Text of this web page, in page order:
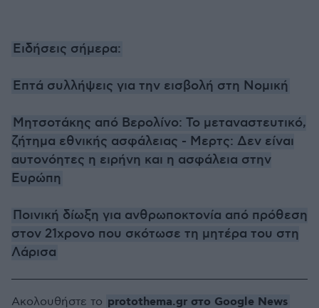
Ειδήσεις σήμερα:
Επτά συλλήψεις για την εισβολή στη Νομική
Μητσοτάκης από Βερολίνο: Το μεταναστευτικό,
ζήτημα εθνικής ασφάλειας - Μερτς: Δεν είναι
αυτονόητες η ειρήνη και η ασφάλεια στην
Ευρώπη
Ποινική δίωξη για ανθρωποκτονία από πρόθεση
στον 21χρονο που σκότωσε τη μητέρα του στη
Λάρισα
Ακολουθήστε το protothema.gr στο Google News